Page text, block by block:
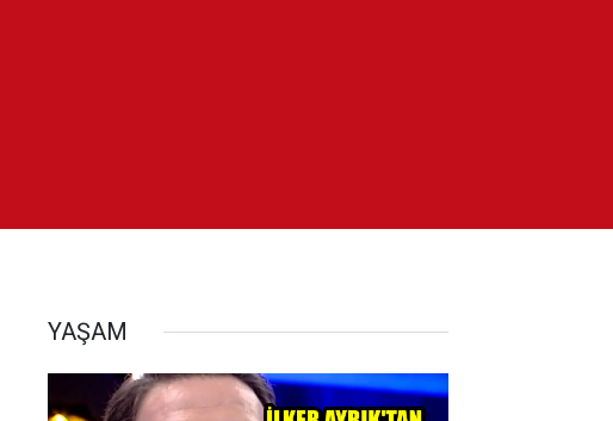
YAŞAM